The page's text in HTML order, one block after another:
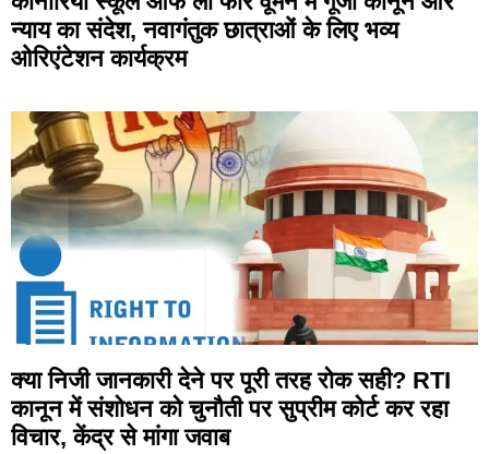
न्याय का संदेश, नवागंतुक छात्राओं के लिए भव्य
ओरिएंटेशन कार्यक्रम
क्या निजी जानकारी देने पर पूरी तरह रोक सही? RTI
कानून में संशोधन को चुनौती पर सुप्रीम कोर्ट कर रहा
विचार, केंद्र से मांगा जवाब